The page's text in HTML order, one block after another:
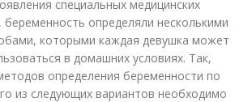
специальных медицинских
беременность определяли несколькими
которыми каждая девушка может
в домашних условиях. Так,
определения беременности по
из следующих вариантов необходимо